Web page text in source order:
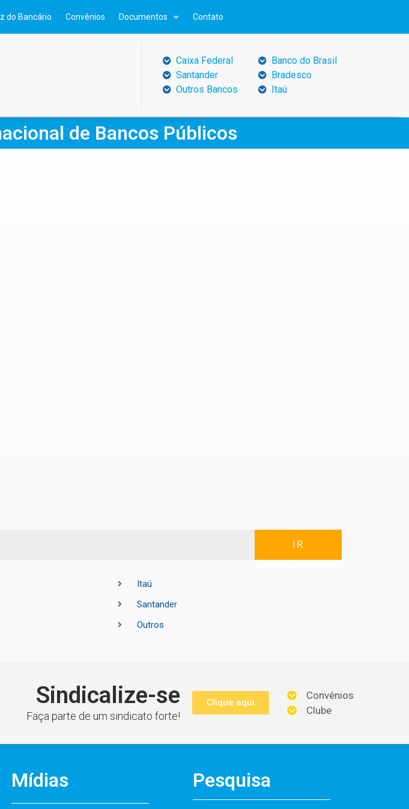
do Bancário Convênios Documentos Contato
Caixa Federal
Santander
Outros Bancos
Banco do Brasil
Bradesco
Itaú
de Bancos Públicos
IR
Itaú
Santander
Outros
Sindicalize-se
Faça parte de um sindicato forte!
Clique aqui
Convênios
Clube
Mídias Pesquisa